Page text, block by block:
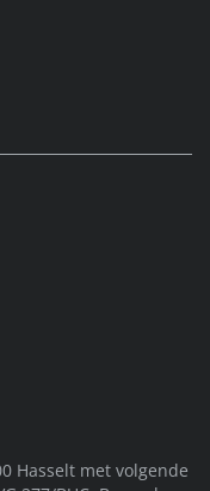
Hasselt met volgende